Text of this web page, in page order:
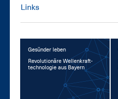
Links
Gesünder leben
Re­vo­lu­tio­nä­re Wel­len­kraft­
tech­no­lo­gie aus Bay­ern